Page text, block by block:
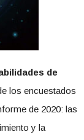
de
los encuestados
de 2020: las
y la